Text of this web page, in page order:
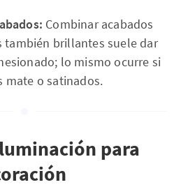
Combinar acabados
brillantes suele dar
lo mismo ocurre si
mate o satinados.
para